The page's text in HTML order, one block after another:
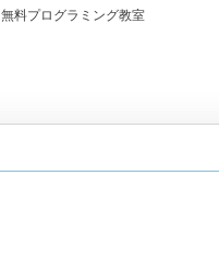
無料プログラミング教室